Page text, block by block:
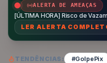
ALERTA DE AMEAÇAS
[ÚLTIMA HORA] Risco de
LER ALERTA
TENDÊNCIAS: #GolpePix